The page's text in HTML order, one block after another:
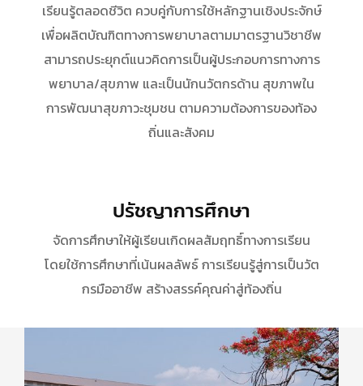
เรียนรู้ตลอดชีวิต ควบคู่กับการใช้หลักฐานเชิงประจักษ์
เพื่อผลิตบัณฑิตทางการพยาบาลตามมาตรฐานวิชาชีพ
สามารถประยุกต์แนวคิดการเป็นผู้ประกอบการทางการ
พยาบาล/สุขภาพ และเป็นนักนวัตกรด้าน สุขภาพใน
การพัฒนาสุขภาวะชุมชน ตามความต้องการของท้อง
ถิ่นและสังคม
ปรัชญาการศึกษา
จัดการศึกษาให้ผู้เรียนเกิดผลสัมฤทธิ์ทางการเรียน
โดยใช้การศึกษาที่เน้นผลลัพธ์ การเรียนรู้สู่การเป็นวัต
กรมืออาชีพ สร้างสรรค์คุณค่าสู่ท้องถิ่น